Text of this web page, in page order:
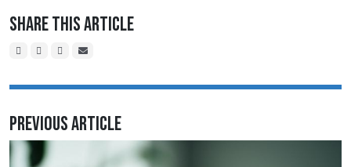
Share This Article
Previous Article